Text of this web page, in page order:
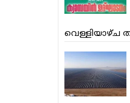
വെള്ളിയാഴ്ച